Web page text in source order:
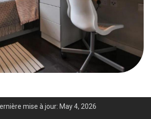
mise à jour: May 4, 2026